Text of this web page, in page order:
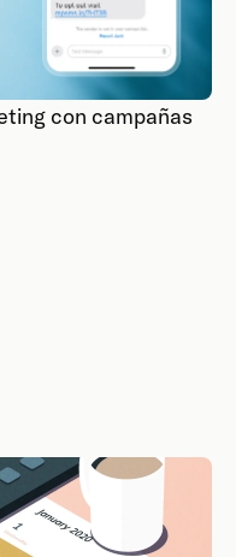
con campañas